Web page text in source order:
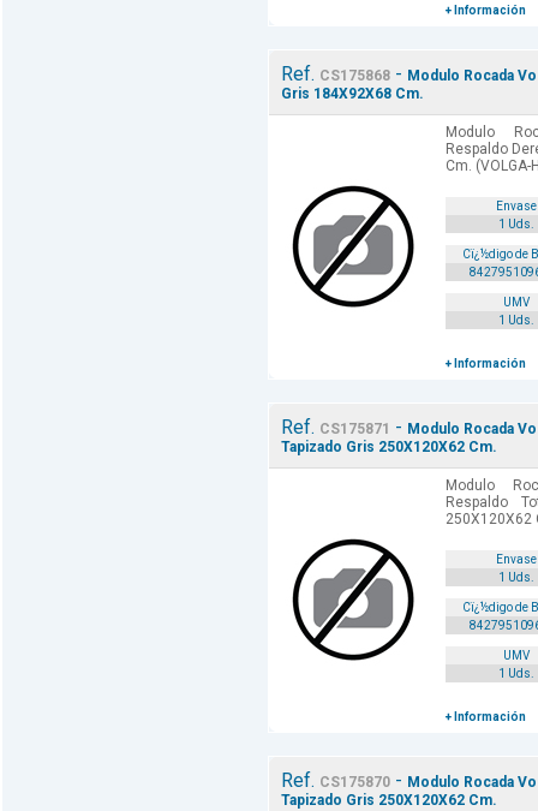
+ Información
Ref. CS175868- Modulo Rocada
Gris 184X92X68 Cm.
Modulo
Respaldo
Cm. (VOLGA-
Envase
1 Uds.
Cï¿½digo de
UMV
1 Uds.
+ Información
Ref. CS175871 - Modulo Rocada
Tapizado Gris 250X120X62 Cm.
Modulo
Respaldo
250X120X62
Envase
1 Uds.
Cï¿½digo de
UMV
1 Uds.
+ Información
Ref. CS175870- Modulo Rocada
Tapizado Gris 250X120X62 Cm.